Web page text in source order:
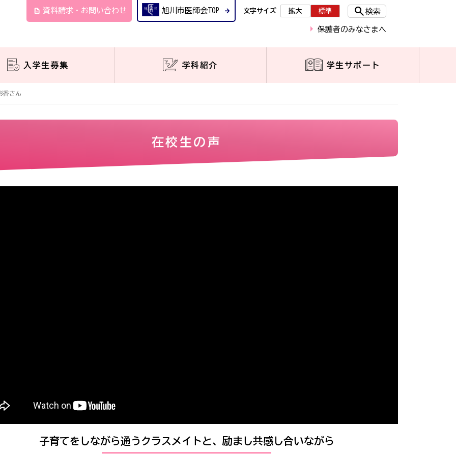
description資料請求・お問い合わせ 旭川市医師会TOP arrow_forward 文字サイズ 拡大 標準 search 検索
arrow_right 保護者のみなさまへ
入学生募集 学科紹介 学生サポート
さん
在校生の声
子育てをしながら通うクラスメイトと、励まし共感し合いながら